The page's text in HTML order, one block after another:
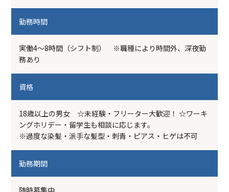
勤務時間
実働4～8時間（シフト制） ※職種により時間外、深夜勤
務あり
資格
18歳以上の男女 ☆未経験・フリーター大歓迎！ ☆ワーキ
ングホリデー・留学生も相談に応じます。
※過度な染髪・派手な髪型・刺青・ピアス・ヒゲは不可
勤務期間